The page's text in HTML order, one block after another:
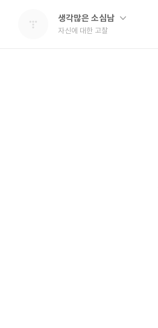
생각많은 소심남
자신에 대한 고찰